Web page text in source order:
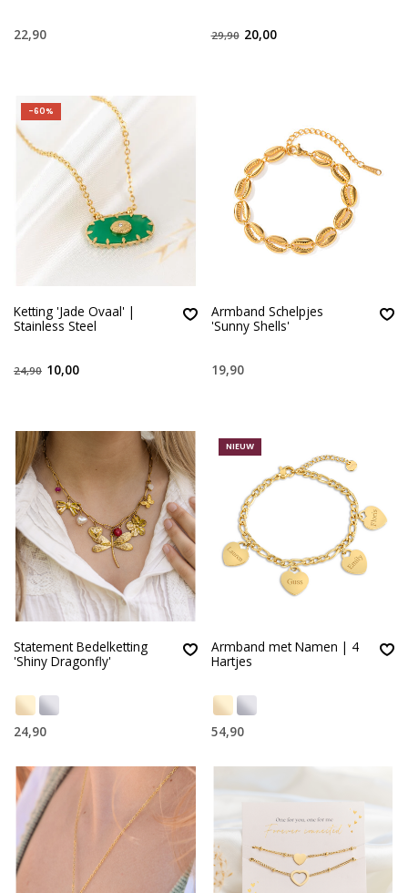
22,90 29,90 20,00
-60%
Ketting 'Jade Ovaal' |
Stainless Steel
24,90 10,00
Armband Schelpjes
'Sunny Shells'
19,90
Statement Bedelketting
'Shiny Dragonfly'
24,90
NIEUW
Armband met Namen | 4
Hartjes
54,90